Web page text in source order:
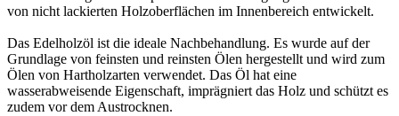
von nicht lackierten Holzoberflächen im Innenbereich entwickelt.
Das Edelholzöl ist die ideale Nachbehandlung. Es wurde auf der
Grundlage von feinsten und reinsten Ölen hergestellt und wird zum
Ölen von Hartholzarten verwendet. Das Öl hat eine
wasserabweisende Eigenschaft, imprägniert das Holz und schützt es
zudem vor dem Austrocknen.